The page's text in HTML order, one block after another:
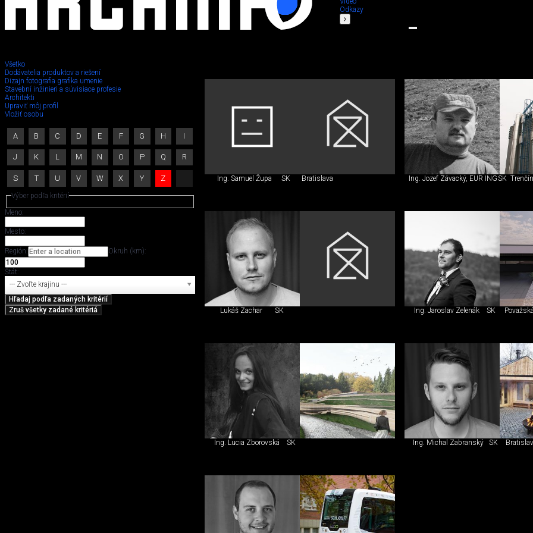
Odkazy
Všetko
Dodávatelia produktov a riešení
Dizajn fotografia grafika umenie
Stavební inžinieri a súvisiace profesie
Architekti
Upraviť môj profil
Vložiť osobu
A B C D E F G H I
J K L M N O P Q R
S T U V W X Y Z
Výber podľa kritérií
Meno:
Mesto:
Región: Okruh (km):
Štát:
--- Zvoľte krajinu ---
inžinier,
Ing. Samuel Župa SK Bratislava Ing. Jozef Závacký, EUR INGSK Trenčín
Lukáš Zachar SK Ing. Jaroslav Zelenák SK
Ing. Lucia Zborovská SK Ing. Michal Zabranský SK